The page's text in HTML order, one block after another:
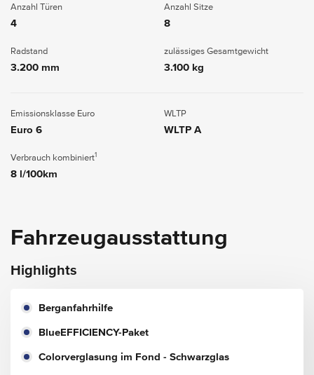
Anzahl Türen
4
Anzahl Sitze
8
Radstand
3.200 mm
zulässiges Gesamtgewicht
3.100 kg
Emissionsklasse Euro
Euro 6
WLTP
WLTP A
Verbrauch kombiniert1
8 l/100km
Fahrzeugausstattung
Highlights
Berganfahrhilfe
BlueEFFICIENCY-Paket
Colorverglasung im Fond - Schwarzglas